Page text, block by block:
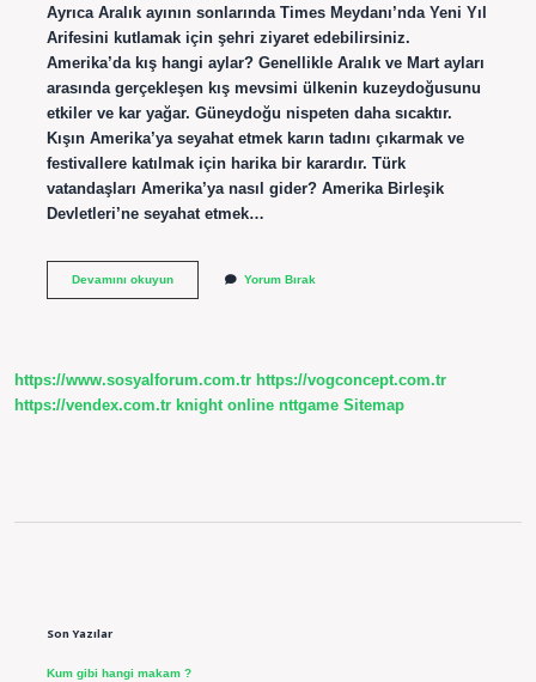
Ayrıca Aralık ayının sonlarında Times Meydanı’nda Yeni Yıl
Arifesini kutlamak için şehri ziyaret edebilirsiniz.
Amerika’da kış hangi aylar? Genellikle Aralık ve Mart ayları
arasında gerçekleşen kış mevsimi ülkenin kuzeydoğusunu
etkiler ve kar yağar. Güneydoğu nispeten daha sıcaktır.
Kışın Amerika’ya seyahat etmek karın tadını çıkarmak ve
festivallere katılmak için harika bir karardır. Türk
vatandaşları Amerika’ya nasıl gider? Amerika Birleşik
Devletleri’ne seyahat etmek…
Devamını okuyunAmerikaya
Yorum Bırak
https://www.sosyalforum.com.tr https://vogconcept.com.tr
https://vendex.com.tr knight online nttgame Sitemap
Son Yazılar
Kum gibi hangi makam ?